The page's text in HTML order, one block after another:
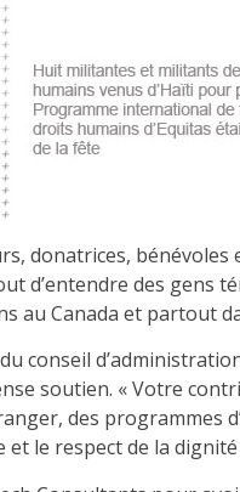
donatrices, bénévoles
d’entendre des gens
au Canada et partout
conseil
soutien. « Votre
des
et le respect de la